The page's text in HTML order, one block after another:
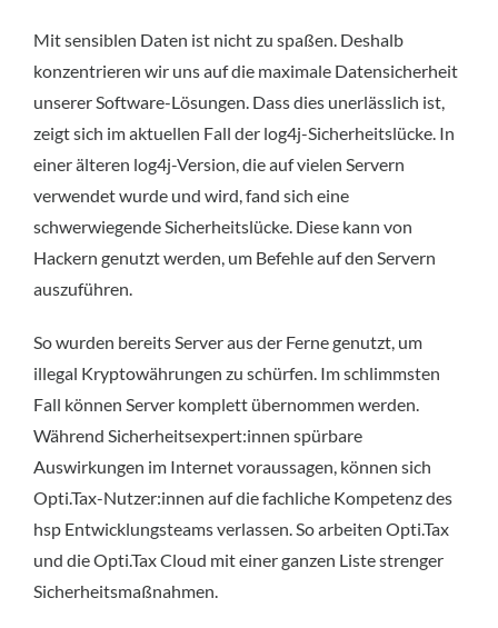
Mit sensiblen Daten ist nicht zu spaßen. Deshalb
konzentrieren wir uns auf die maximale Datensicherheit
unserer Software-Lösungen. Dass dies unerlässlich ist,
zeigt sich im aktuellen Fall der log4j-Sicherheitslücke. In
einer älteren log4j-Version, die auf vielen Servern
verwendet wurde und wird, fand sich eine
schwerwiegende Sicherheitslücke. Diese kann von
Hackern genutzt werden, um Befehle auf den Servern
auszuführen.
So wurden bereits Server aus der Ferne genutzt, um
illegal Kryptowährungen zu schürfen. Im schlimmsten
Fall können Server komplett übernommen werden.
Während Sicherheitsexpert:innen spürbare
Auswirkungen im Internet voraussagen, können sich
Opti.Tax-Nutzer:innen auf die fachliche Kompetenz des
hsp Entwicklungsteams verlassen. So arbeiten Opti.Tax
und die Opti.Tax Cloud mit einer ganzen Liste strenger
Sicherheitsmaßnahmen.